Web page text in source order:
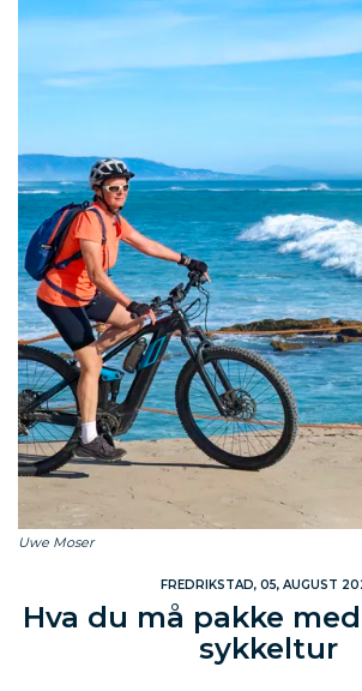
Uwe Moser
FREDRIKSTAD, 05, AUGUST
Hva du må pakke
sykkeltur